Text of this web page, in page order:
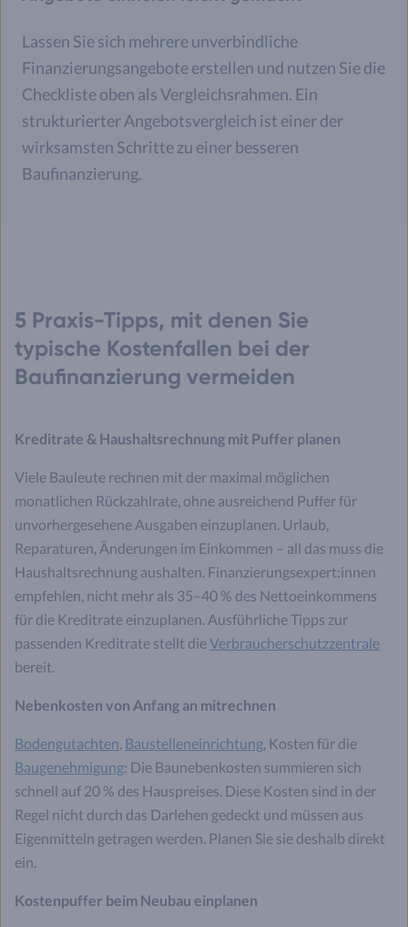
Lassen Sie sich mehrere unverbindliche
Finanzierungsangebote erstellen und nutzen Sie die
Checkliste oben als Vergleichsrahmen. Ein
strukturierter Angebotsvergleich ist einer der
wirksamsten Schritte zu einer besseren
Baufinanzierung.
5 Praxis-Tipps, mit denen Sie
typische Kostenfallen bei der
Baufinanzierung vermeiden
Kreditrate & Haushaltsrechnung mit Puffer planen
Viele Bauleute rechnen mit der maximal möglichen
monatlichen Rückzahlrate, ohne ausreichend Puffer für
unvorhergesehene Ausgaben einzuplanen. Urlaub,
Reparaturen, Änderungen im Einkommen – all das muss die
Haushaltsrechnung aushalten. Finanzierungsexpert:innen
empfehlen, nicht mehr als 35–40 % des Nettoeinkommens
für die Kreditrate einzuplanen. Ausführliche Tipps zur
passenden Kreditrate stellt dieVerbraucherschutzzentrale
bereit.
Nebenkosten von Anfang an mitrechnen
Bodengutachten, Baustelleneinrichtung, Kosten für die
Baugenehmigung: Die Baunebenkosten summieren sich
schnell auf 20 % des Hauspreises. Diese Kosten sind in der
Regel nicht durch das Darlehen gedeckt und müssen aus
Eigenmitteln getragen werden. Planen Sie sie deshalb direkt
ein.
Kostenpuffer beim Neubau einplanen